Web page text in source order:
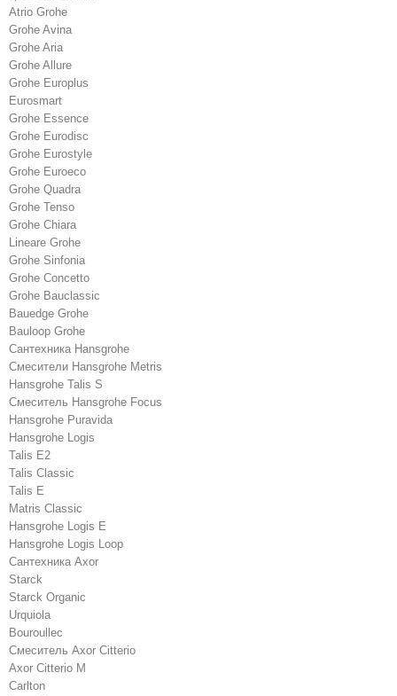
Atrio Grohe
Grohe Avina
Grohe Aria
Grohe Allure
Grohe Europlus
Eurosmart
Grohe Essence
Grohe Eurodisc
Grohe Eurostyle
Grohe Euroeco
Grohe Quadra
Grohe Tenso
Grohe Chiara
Lineare Grohe
Grohe Sinfonia
Grohe Concetto
Grohe Bauclassic
Bauedge Grohe
Bauloop Grohe
Сантехника Hansgrohe
Cмесители Hansgrohe Metris
Hansgrohe Talis S
Смеситель Hansgrohe Focus
Hansgrohe Puravida
Hansgrohe Logis
Talis E2
Talis Classic
Talis E
Matris Classic
Hansgrohe Logis E
Hansgrohe Logis Loop
Сантехника Axor
Starck
Starck Organic
Urquiola
Bouroullec
Смеситель Axor Citterio
Axor Citterio M
Carlton